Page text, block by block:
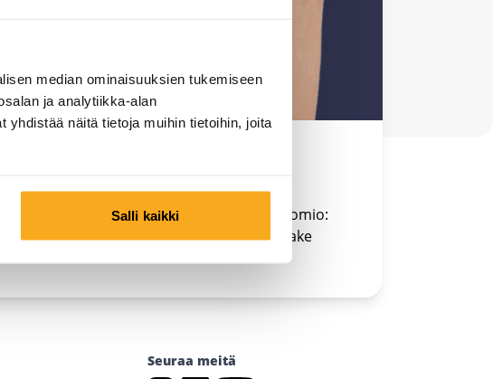
median ominaisuuksien tukemiseen
ja analytiikka-alan
näitä tietoja muihin tietoihin, joita
Salli kaikki
Täytä peruutuslomakkeemme. Tärkeä huomio:
useita tilauksia yhdellä tilillä? Täytä lomake
Seuraa meitä